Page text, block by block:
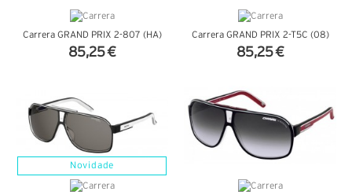
Carrera GRAND PRIX 2-807 (HA)
85,25 €
Carrera GRAND PRIX 2-T5C (08)
85,25 €
Novidade